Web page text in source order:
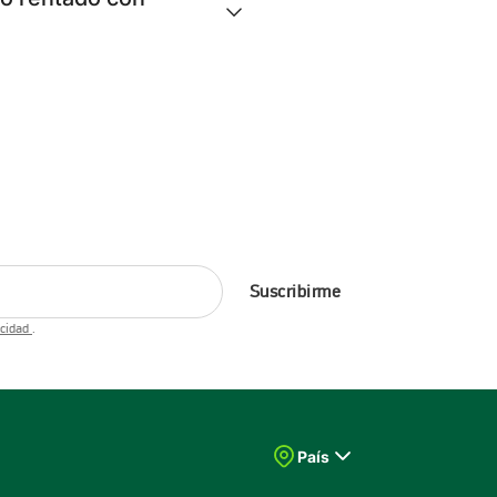
Suscribirme
.
País